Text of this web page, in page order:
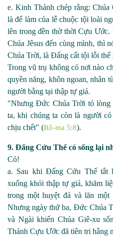
e. Kinh Thánh chép rằng: Chúa
là để làm của lễ chuộc tội loài
lên trong đền thờ thời Cựu
Chúa Jêsus đến cùng mình, thì
Chúa Trời, là Đấng cất tội lỗi
Trong vũ trụ không có nơi nào
quyền năng, khôn ngoan, nhân
người bằng tại thập tự giá.
"Nhưng Đức Chúa Trời tỏ
ta, khi chúng ta còn là người
chịu chết" (Rô-ma 5:8).
9. Đấng Cứu Thế có sống lại
Có!
a. Sau khi Đấng Cứu Thế tắt
xuống khỏi thập tự giá, khăm
trong một huyệt đá và lăn
Nhưng ngày thứ ba, Đức Chúa
và Ngài khiến Chúa Giê-xu
Thánh Cựu Ước đã tiên tri hằng